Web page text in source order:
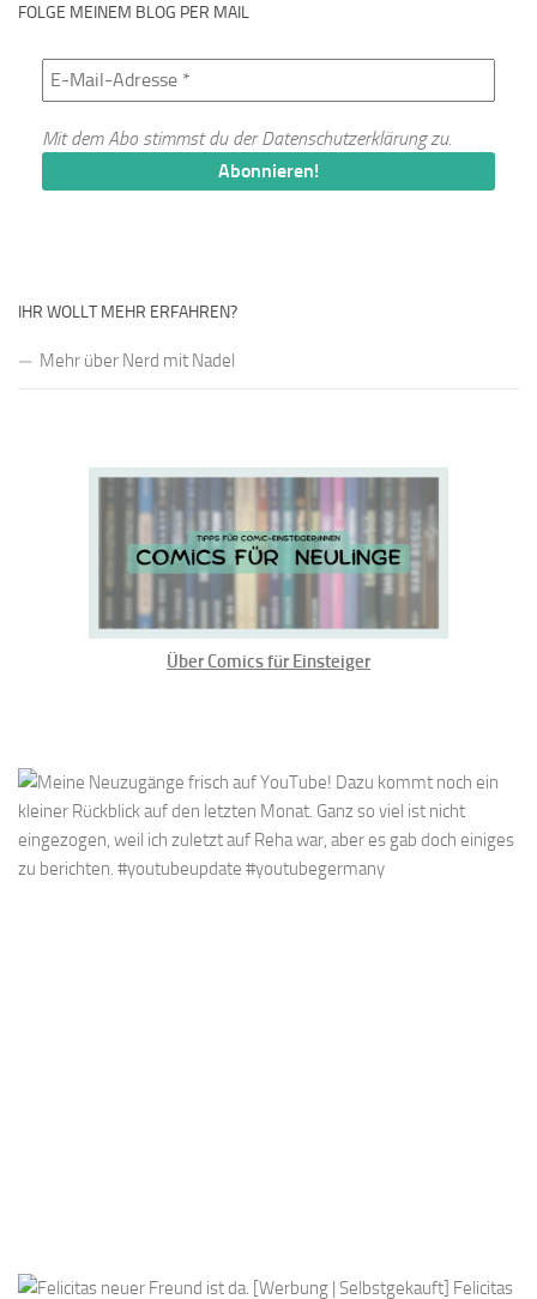
FOLGE MEINEM BLOG PER MAIL
Mit dem Abo stimmst du derDatenschutzerklärungzu.
IHR WOLLT MEHR ERFAHREN?
Mehr über Nerd mit Nadel
Über Comics für Einsteiger